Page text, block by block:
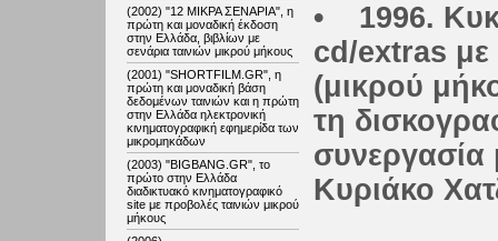
(2002) "12 ΜΙΚΡΑ ΣΕΝΑΡΙΑ", η
πρώτη και μοναδική έκδοση
στην Ελλάδα, βιβλίων με
σενάρια ταινιών μικρού μήκους
(2001) "SHORTFILM.GR", η
πρώτη και μοναδική βάση
δεδομένων ταινιών και η πρώτη
στην Ελλάδα ηλεκτρονική
κινηματογραφική εφημερίδα των
μικρομηκάδων
(2003) "BIGBANG.GR", το
πρώτο στην Ελλάδα
διαδικτυακό κινηματογραφικό
site με προβολές ταινιών μικρού
μήκους
• 1996.
cd/extras με
(μικρού
τη
συνεργασία
Κυριάκο